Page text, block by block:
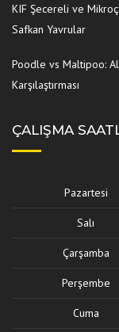
KIF Şecereli ve
Safkan Yavrular
Poodle vs Maltipoo:
Karşılaştırması
ÇALIŞMA
Pazartesi
Salı
Çarşamba
Perşembe
Cuma